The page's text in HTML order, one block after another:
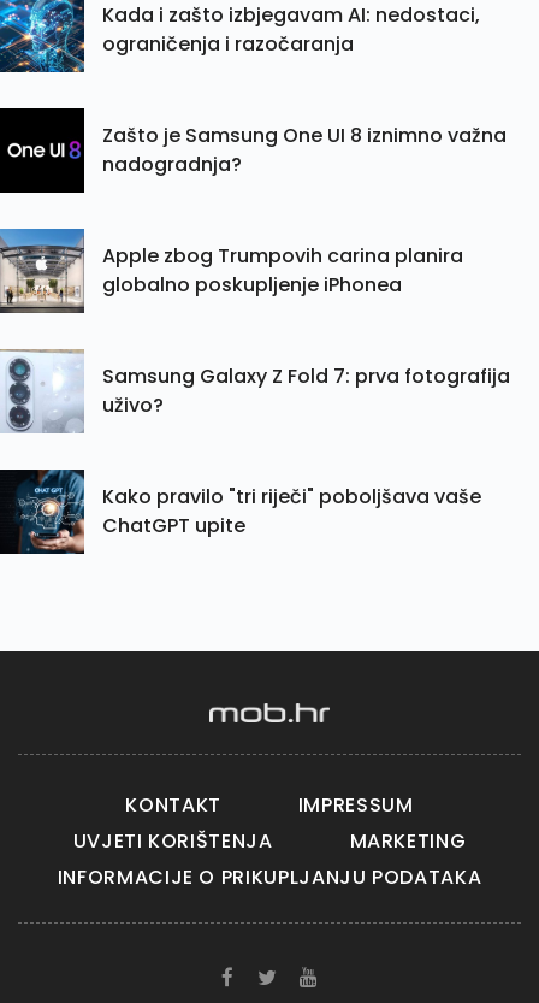
Kada i zašto izbjegavam AI: nedostaci,
ograničenja i razočaranja
Zašto je Samsung One UI 8 iznimno važna
nadogradnja?
Apple zbog Trumpovih carina planira
globalno poskupljenje iPhonea
Samsung Galaxy Z Fold 7: prva fotografija
uživo?
Kako pravilo "tri riječi" poboljšava vaše
ChatGPT upite
KONTAKT
IMPRESSUM
UVJETI KORIŠTENJA
MARKETING
INFORMACIJE O PRIKUPLJANJU PODATAKA